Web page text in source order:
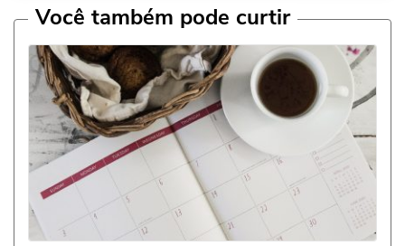
Você também pode curtir